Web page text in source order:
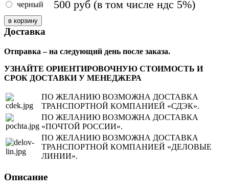
черный 500 руб (в том числе ндс 5%)
Доставка
Отправка – на следующий день после заказа.
УЗНАЙТЕ ОРИЕНТИРОВОЧНУЮ СТОИМОСТЬ И
СРОК ДОСТАВКИ У МЕНЕДЖЕРА
ПО ЖЕЛАНИЮ ВОЗМОЖНА ДОСТАВКА
ТРАНСПОРТНОЙ КОМПАНИЕЙ «СДЭК».
ПО ЖЕЛАНИЮ ВОЗМОЖНА ДОСТАВКА
«ПОЧТОЙ РОССИИ».
ПО ЖЕЛАНИЮ ВОЗМОЖНА ДОСТАВКА
ТРАНСПОРТНОЙ КОМПАНИЕЙ «ДЕЛОВЫЕ
ЛИНИИ».
Описание